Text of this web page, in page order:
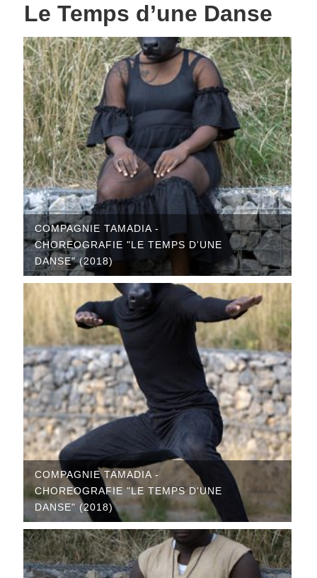
Le Temps d’une Danse
COMPAGNIE TAMADIA -
CHOREOGRAFIE "LE TEMPS D'UNE
DANSE" (2018)
COMPAGNIE TAMADIA -
CHOREOGRAFIE "LE TEMPS D'UNE
DANSE" (2018)